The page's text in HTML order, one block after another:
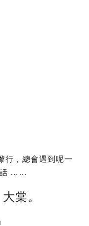
行，總會遇到呢一
話 ……
棠。